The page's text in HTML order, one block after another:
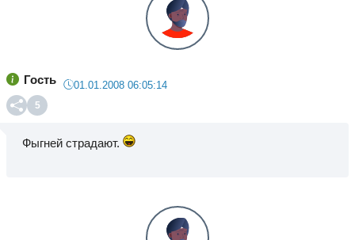
Гость 01.01.2008 06:05:14
5
Фыгней страдают.